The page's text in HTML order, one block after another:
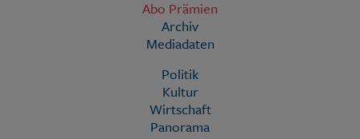
Abo Prämien
Archiv
Mediadaten
Politik
Kultur
Wirtschaft
Panorama